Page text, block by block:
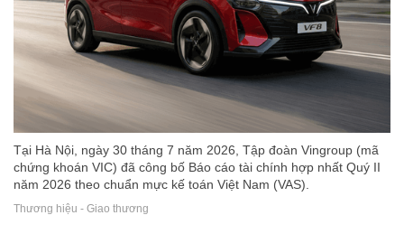
Tại Hà Nội, ngày 30 tháng 7 năm 2026, Tập đoàn Vingroup (mã
chứng khoán VIC) đã công bố Báo cáo tài chính hợp nhất Quý II
năm 2026 theo chuẩn mực kế toán Việt Nam (VAS).
Thương hiệu - Giao thương